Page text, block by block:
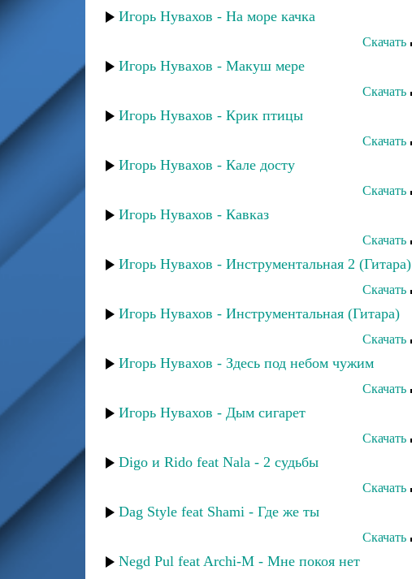
Игорь Нувахов - На море качка
Скачать
Игорь Нувахов - Макуш мере
Скачать
Игорь Нувахов - Крик птицы
Скачать
Игорь Нувахов - Кале досту
Скачать
Игорь Нувахов - Кавказ
Скачать
Игорь Нувахов - Инструментальная 2 (Гитара)
Скачать
Игорь Нувахов - Инструментальная (Гитара)
Скачать
Игорь Нувахов - Здесь под небом чужим
Скачать
Игорь Нувахов - Дым сигарет
Скачать
Digo и Rido feat Nala - 2 судьбы
Скачать
Dag Style feat Shami - Где же ты
Скачать
Negd Pul feat Archi-M - Мне покоя нет